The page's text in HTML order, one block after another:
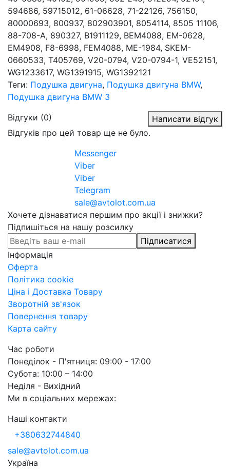
594686, 59715012, 61-06628, 71-22126, 756150,
80000693, 800937, 802903901, 8054114, 8505 11106,
88-708-A, 890327, B1911129, BEM4088, EM-0628,
EM4908, F8-6998, FEM4088, ME-1984, SKEM-
0660533, T405769, V20-0794, V20-0794-1, VE52151,
WG1233617, WG1391915, WG1392121
Теги: Подушка двигуна, Подушка двигуна BMW,
Подушка двигуна BMW 3
Відгуки (0)
Написати відгук
Відгуків про цей товар ще не було.
Messenger
Viber
Viber
Telegram
sale@avtolot.com.ua
Хочете дізнаватися першим про акції і знижки?
Підпишіться на нашу розсилку
Підписатися
Інформація
Оферта
Політика cookie
Ціна і Доставка Товару
Зворотній зв'язок
Повернення товару
Карта сайту
Час роботи
Понеділок - П'ятниця: 09:00 - 17:00
Субота: 10:00 – 14:00
Неділя - Вихідний
Ми в соціальних мережах:
Наші контакти
+380632744840
sale@avtolot.com.ua
Українa